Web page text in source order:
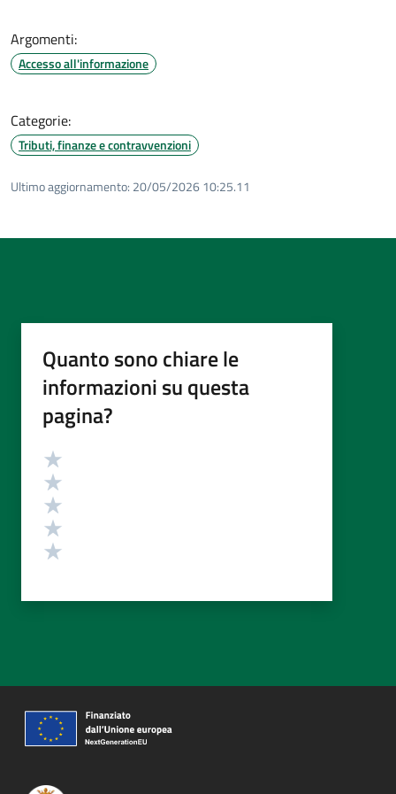
Argomenti:
Accesso all'informazione
Categorie:
Tributi, finanze e contravvenzioni
Ultimo aggiornamento: 20/05/2026 10:25.11
Quanto sono chiare le
informazioni su questa
pagina?
Valutazione